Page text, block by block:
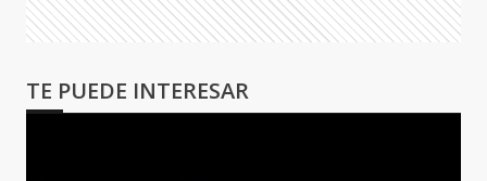
TE PUEDE INTERESAR